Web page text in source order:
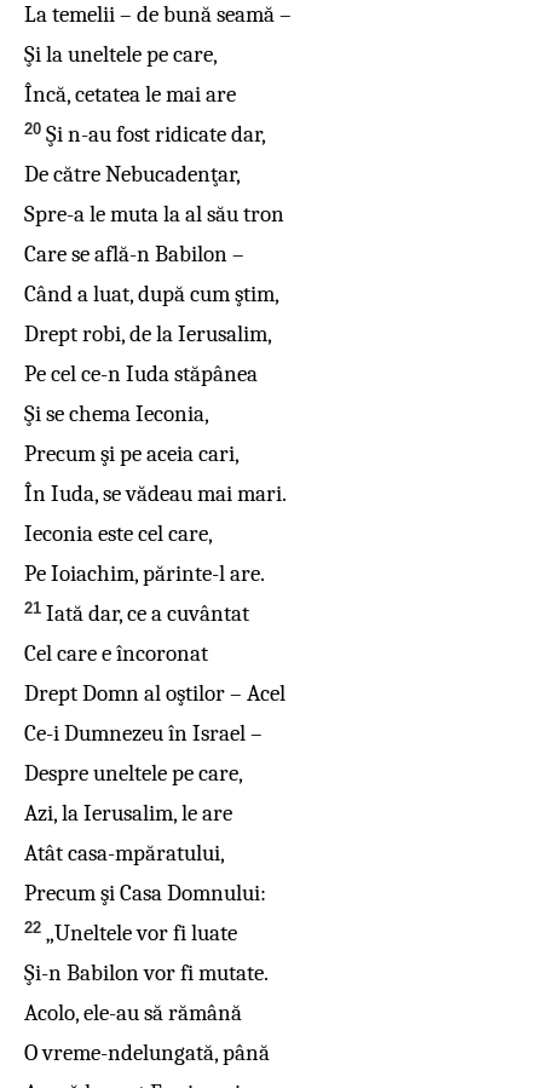
La temelii – de bună seamă –
Şi la uneltele pe care,
Încă, cetatea le mai are
20 Şi n-au fost ridicate dar,
De către Nebucadenţar,
Spre-a le muta la al său tron
Care se află-n Babilon –
Când a luat, după cum ştim,
Drept robi, de la Ierusalim,
Pe cel ce-n Iuda stăpânea
Şi se chema Ieconia,
Precum şi pe aceia cari,
În Iuda, se vădeau mai mari.
Ieconia este cel care,
Pe Ioiachim, părinte-l are.
21 Iată dar, ce a cuvântat
Cel care e încoronat
Drept Domn al oştilor – Acel
Ce-i Dumnezeu în Israel –
Despre uneltele pe care,
Azi, la Ierusalim, le are
Atât casa-mpăratului,
Precum şi Casa Domnului:
22 „Uneltele vor fi luate
Şi-n Babilon vor fi mutate.
Acolo, ele-au să rămână
O vreme-ndelungată, până